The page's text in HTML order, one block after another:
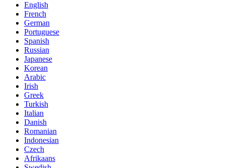
English
French
German
Portuguese
Spanish
Russian
Japanese
Korean
Arabic
Irish
Greek
Turkish
Italian
Danish
Romanian
Indonesian
Czech
Afrikaans